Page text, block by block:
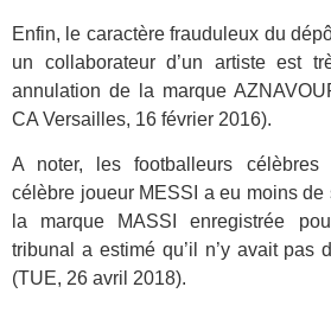
Enfin, le caractère frauduleux du
un collaborateur d’un artiste est
annulation de la marque
CA Versailles, 16 février 2016).
A noter, les footballeurs célèbres
célèbre joueur MESSI a eu moins de
la marque MASSI enregistrée
tribunal a estimé qu’il n’y avait pas
(TUE, 26 avril 2018).